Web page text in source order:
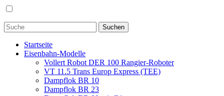
Startseite
Eisenbahn-Modelle
Vollert Robot DER 100 Rangier-Roboter
VT 11.5 Trans Europ Express (TEE)
Dampflok BR 10
Dampflok BR 23